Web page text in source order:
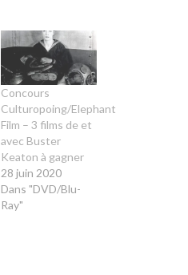
Concours
Culturopoing/Elephant
Film – 3 films de et
avec Buster
Keaton à gagner
28 juin 2020
Dans "DVD/Blu-
Ray"